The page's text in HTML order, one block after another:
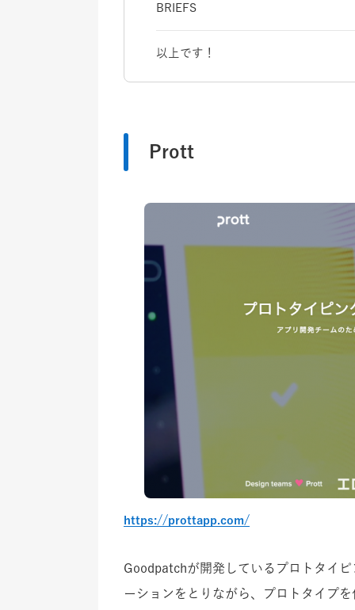
BRIEFS
以上です！
Prott
https://prottapp.com/
Goodpatchが開発しているプロトタイ
ーションをとりながら、プロトタイプ